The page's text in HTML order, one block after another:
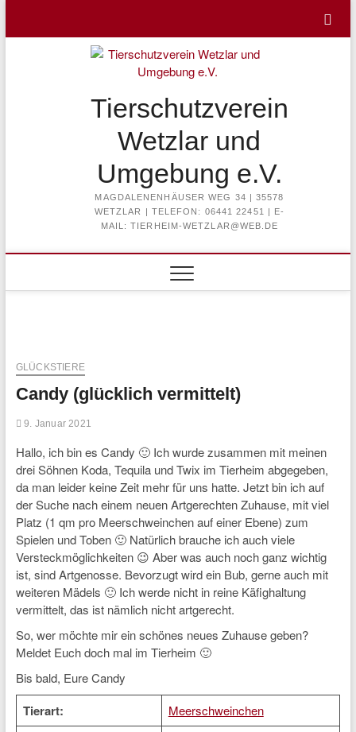
content
Tierschutzverein
Wetzlar und
Umgebung e.V.
MAGDALENENHÄUSER WEG 34 | 35578
WETZLAR | TELEFON: 06441 22451 | E-
MAIL: TIERHEIM-WETZLAR@WEB.DE
GLÜCKSTIERE
Candy (glücklich vermittelt)
9. Januar 2021
Hallo, ich bin es Candy 🙂 Ich wurde zusammen mit meinen
drei Söhnen Koda, Tequila und Twix im Tierheim abgegeben,
da man leider keine Zeit mehr für uns hatte. Jetzt bin ich auf
der Suche nach einem neuen Artgerechten Zuhause, mit viel
Platz (1 qm pro Meerschweinchen auf einer Ebene) zum
Spielen und Toben 🙂 Natürlich brauche ich auch viele
Versteckmöglichkeiten 😉 Aber was auch noch ganz wichtig
ist, sind Artgenosse. Bevorzugt wird ein Bub, gerne auch mit
weiteren Mädels 🙂 Ich werde nicht in reine Käfighaltung
vermittelt, das ist nämlich nicht artgerecht.
So, wer möchte mir ein schönes neues Zuhause geben?
Meldet Euch doch mal im Tierheim 🙂
Bis bald, Eure Candy
Tierart: Meerschweinchen